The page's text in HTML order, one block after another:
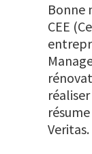
Bonne
CEE
Veritas.